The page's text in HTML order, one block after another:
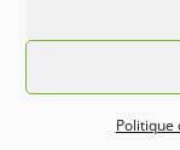
Politique
Copyright